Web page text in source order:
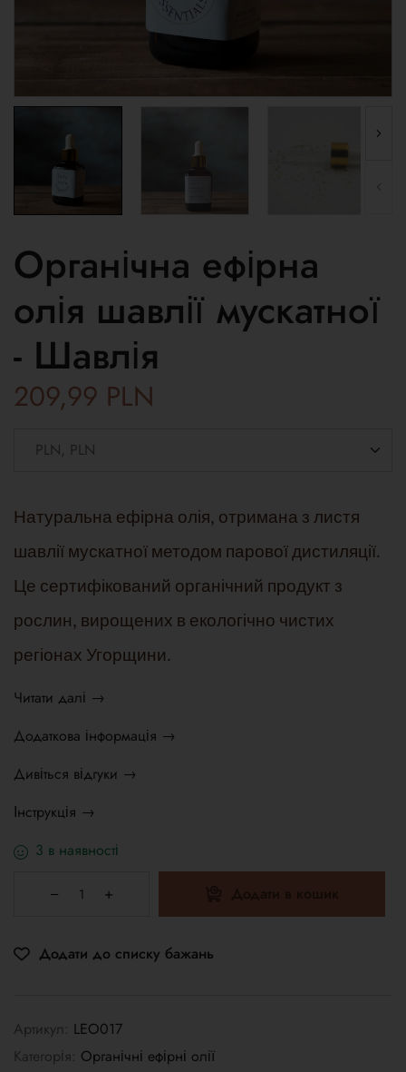
Органічна ефірна
олія шавлії мускатної
- Шавлія
209,99 PLN
Натуральна ефірна олія, отримана з листя
шавлії мускатної методом парової дистиляції.
Це сертифікований органічний продукт з
рослин, вирощених в екологічно чистих
регіонах Угорщини.
Читати далі →
Додаткова інформація →
Дивіться відгуки →
Інструкція →
3 в наявності
Додати до списку бажань
Артикул: LEO017
Категорія: Органічні ефірні олії